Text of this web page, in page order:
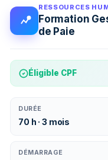
RESSOURCES
Formation
de Paie
Éligible CPF
DURÉE
70 h · 3 mois
DÉMARRAGE